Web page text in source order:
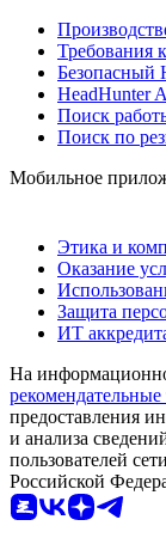
Требования
Безопасный
HeadHunter
Поиск
Поиск по
Мобильное
Этика и
Оказание
Защита
ИТ
На
предоставления
и анализа
пользователей
Российской